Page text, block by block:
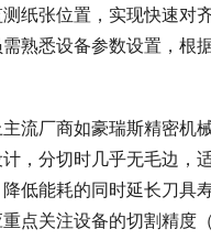
纸张位置，实现快速对
熟悉设备参数设置，根
流厂商如豪瑞斯精密机
，分切时几乎无毛边，
低能耗的同时延长刀具
点关注设备的切割精度